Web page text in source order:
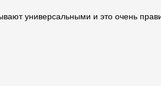
универсальными и это очень